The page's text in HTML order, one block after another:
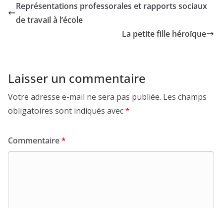
Représentations professorales et rapports sociaux
de travail à l’école
La petite fille héroïque
Laisser un commentaire
Votre adresse e-mail ne sera pas publiée. Les champs
obligatoires sont indiqués avec*
Commentaire*